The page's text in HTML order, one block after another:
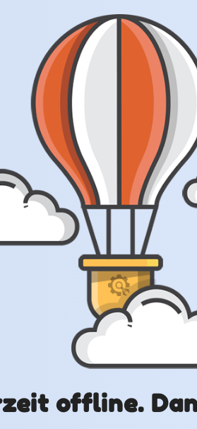
offline.